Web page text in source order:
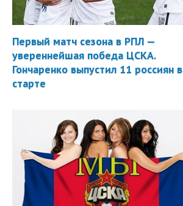
Первый матч сезона в РПЛ —
увереннейшая победа ЦСКА.
Гончаренко выпустил 11 россиян в
старте